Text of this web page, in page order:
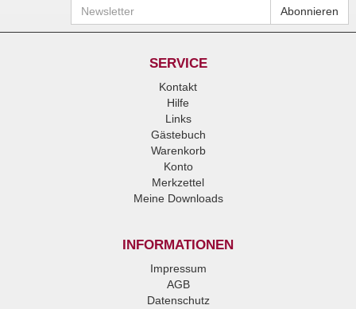
Newsletter Abonnieren
SERVICE
Kontakt
Hilfe
Links
Gästebuch
Warenkorb
Konto
Merkzettel
Meine Downloads
INFORMATIONEN
Impressum
AGB
Datenschutz